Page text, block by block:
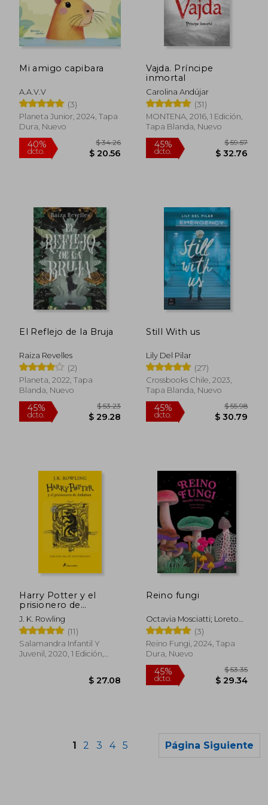
15%
dcto. $ 3.40
45%
dcto.
dcto. dcto.
Mi amigo capibara
A.A.V.V
(3)
Planeta Junior, 2024, Tapa
Dura, Nuevo
Vajda. Príncipe
inmortal
Carolina Andújar
(31)
MONTENA, 2016, 1 Edición,
Tapa Blanda, Nuevo
El Reflejo de la Bruja
Raiza Revelles
(2)
Planeta, 2022, Tapa
Blanda, Nuevo
Still With us
Lily Del Pilar
(27)
Crossbooks Chile, 2023,
Tapa Blanda, Nuevo
Harry Potter y el
prisionero de
Azkaban (edición
Hufflepuff del 20°
aniversario) (Harry
Potter 3)
J. K. Rowling
(11)
Salamandra Infantil Y
Juvenil, 2020, 1 Edición,
Reino fungi
Octavia Mosciatti; Loreto
Salinas; Editorial Amanuta;
Hongos
(3)
Reino Fungi, 2024, Tapa
Dura, Nuevo
1 2 3 4 5 Página Siguiente